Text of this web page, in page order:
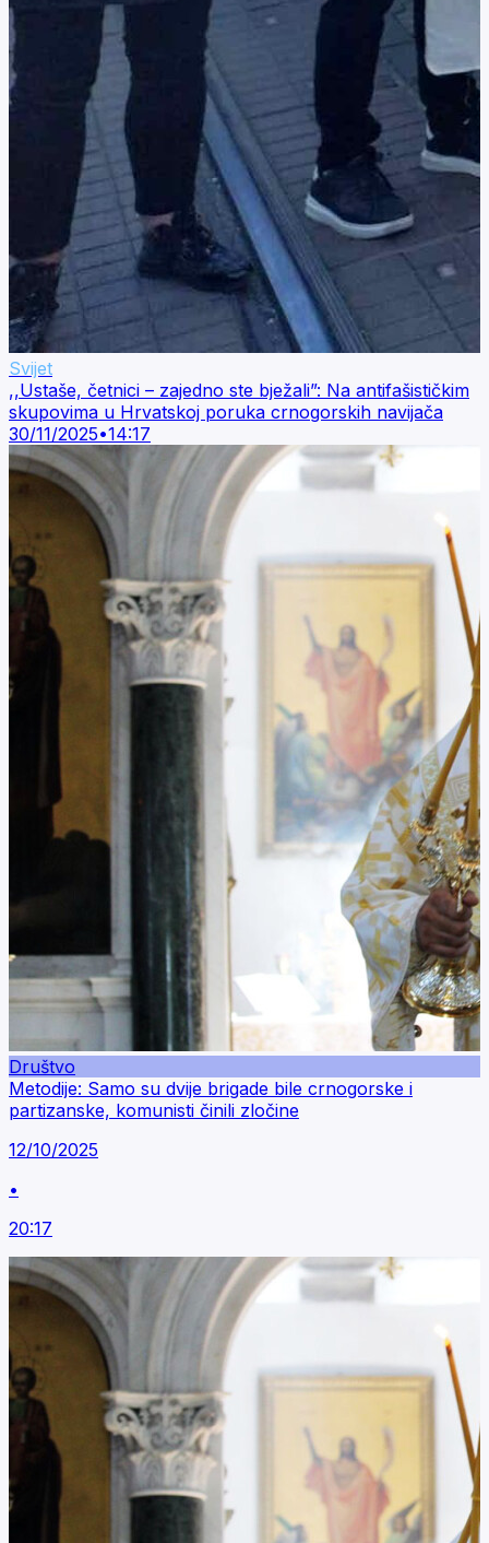
Svijet
,,Ustaše, četnici – zajedno ste bježali”: Na antifašističkim
skupovima u Hrvatskoj poruka crnogorskih navijača
30/11/2025•14:17
Društvo
Metodije: Samo su dvije brigade bile crnogorske i
partizanske, komunisti činili zločine
12/10/2025
•
20:17